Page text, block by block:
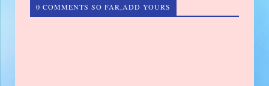
0 COMMENTS SO FAR,ADD YOURS